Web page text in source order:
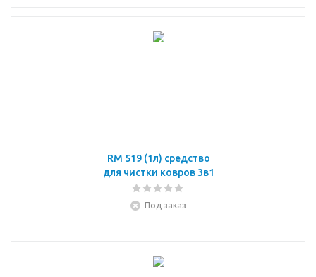
RM 519 (1л) средство
для чистки ковров 3в1
Под заказ